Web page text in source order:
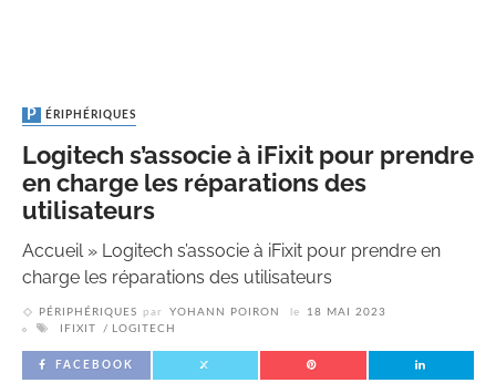
PÉRIPHÉRIQUES
Logitech s’associe à iFixit pour prendre
en charge les réparations des
utilisateurs
Accueil» Logitech s’associe à iFixit pour prendre en
charge les réparations des utilisateurs
PÉRIPHÉRIQUES par YOHANN POIRON le
18 MAI 2023
IFIXIT
LOGITECH
FACEBOOK